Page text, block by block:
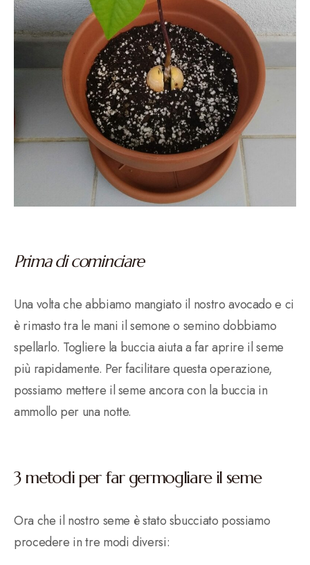
Prima di cominciare
Una volta che abbiamo mangiato il nostro avocado e ci
è rimasto tra le mani il semone o semino dobbiamo
spellarlo. Togliere la buccia aiuta a far aprire il seme
più rapidamente. Per facilitare questa operazione,
possiamo mettere il seme ancora con la buccia in
ammollo per una notte.
3 metodi per far germogliare il seme
Ora che il nostro seme è stato sbucciato possiamo
procedere in tre modi diversi: